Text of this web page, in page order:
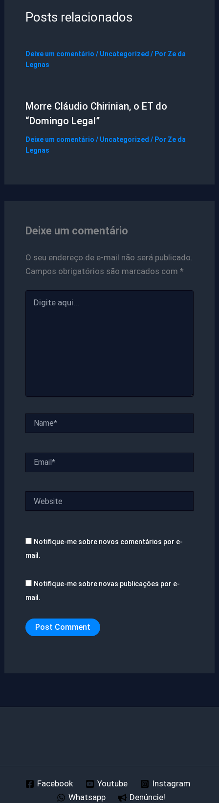
Posts relacionados
Deixe um comentário / Uncategorized / Por Ze da
Legnas
Morre Cláudio Chirinian, o ET do
“Domingo Legal”
Deixe um comentário / Uncategorized / Por Ze da
Legnas
Deixe um comentário
O seu endereço de e-mail não será publicado.
Campos obrigatórios são marcados com *
aqui...
Notifique-me sobre novos comentários por e-
mail.
Notifique-me sobre novas publicações por e-
mail.
Facebook Youtube
Instagram
Whatsapp
Denúncie!